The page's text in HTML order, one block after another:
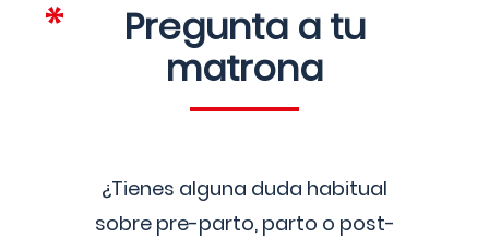
Pregunta a tu
matrona
¿Tienes alguna duda habitual
sobre pre-parto, parto o post-